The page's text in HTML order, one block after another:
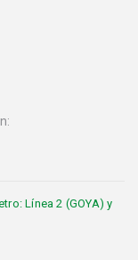
Línea 2 (GOYA) y